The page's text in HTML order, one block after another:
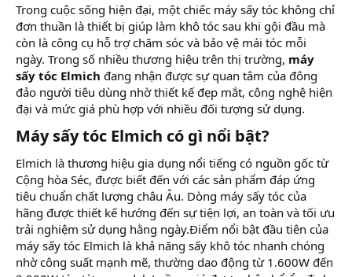
Trong cuộc sống hiện đại, một chiếc máy sấy tóc không chỉ
đơn thuần là thiết bị giúp làm khô tóc sau khi gội đầu mà
còn là công cụ hỗ trợ chăm sóc và bảo vệ mái tóc mỗi
ngày. Trong số nhiều thương hiệu trên thị trường, máy
sấy tóc Elmich đang nhận được sự quan tâm của đông
đảo người tiêu dùng nhờ thiết kế đẹp mắt, công nghệ hiện
đại và mức giá phù hợp với nhiều đối tượng sử dụng.
Máy sấy tóc Elmich có gì nổi bật?​
Elmich là thương hiệu gia dụng nổi tiếng có nguồn gốc từ
Cộng hòa Séc, được biết đến với các sản phẩm đáp ứng
tiêu chuẩn chất lượng châu Âu. Dòng máy sấy tóc của
hãng được thiết kế hướng đến sự tiện lợi, an toàn và tối ưu
trải nghiệm sử dụng hằng ngày.Điểm nổi bật đầu tiên của
máy sấy tóc Elmich là khả năng sấy khô tóc nhanh chóng
nhờ công suất mạnh mẽ, thường dao động từ 1.600W đến